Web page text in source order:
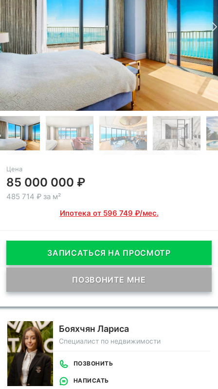
Цена
85 000 000 ₽
485 714 ₽ за м²
Ипотека от 596 749 ₽/мес.
ЗАПИСАТЬСЯ НА ПРОСМОТР
ПОЗВОНИТЕ МНЕ
Бояхчян Лариса
Специалист по недвижимости
ПОЗВОНИТЬ
НАПИСАТЬ